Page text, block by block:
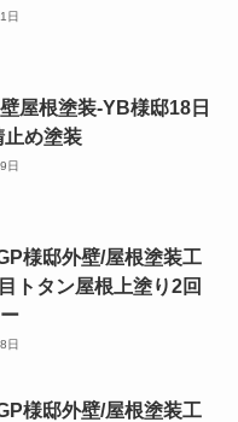
日
屋根塗装-YB様邸18日
止め塗装
日
様邸外壁/屋根塗装工
トタン屋根上塗り2回
日
様邸外壁/屋根塗装工